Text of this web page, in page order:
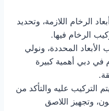
الرخام اللازمة، وتحديد
الرخام فيها.
المحددة، ونولي
دبي أهمية كبيرة
عليه والتأكد من
وتجهيز اللاصق